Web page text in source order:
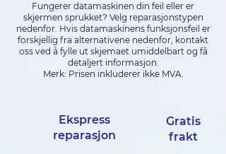
Fungerer datamaskinen din feil eller er
skjermen sprukket? Velg reparasjonstypen
nedenfor. Hvis datamaskinens funksjonsfeil er
forskjellig fra alternativene nedenfor, kontakt
oss ved å fylle ut skjemaet umiddelbart og få
detaljert informasjon.
Merk: Prisen inkluderer ikke MVA.
Ekspress
reparasjon
Gratis
frakt